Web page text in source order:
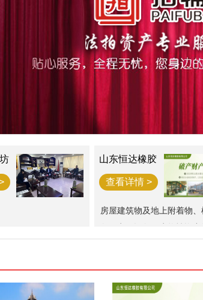
山东恒达橡胶
查看详情 >
房屋建筑物及地上附着物